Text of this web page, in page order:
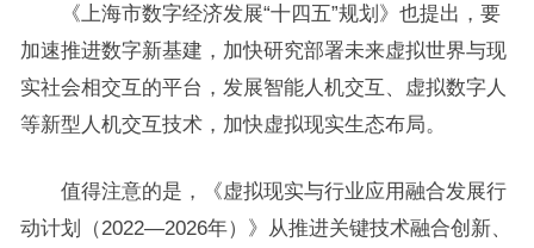
《上海市数字经济发展“十四五”规划》也提出，要
加速推进数字新基建，加快研究部署未来虚拟世界与现
实社会相交互的平台，发展智能人机交互、虚拟数字人
等新型人机交互技术，加快虚拟现实生态布局。
值得注意的是，《虚拟现实与行业应用融合发展行
动计划（2022—2026年）》从推进关键技术融合创新、